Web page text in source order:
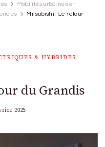
Mobilités urbaines et
Mitsubishi : Le retour
& HYBRIDES
du Grandis
2025